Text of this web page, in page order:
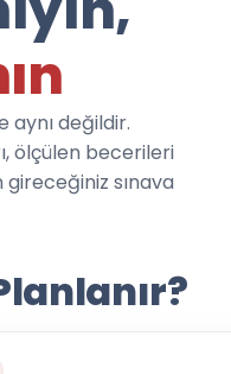
aynı değildir.
ölçülen becerileri
sınava